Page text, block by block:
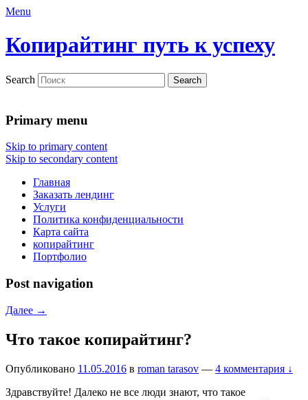
Menu
Копирайтинг путь к успеху
Search
Primary menu
Skip to primary content
Skip to secondary content
Главная
Заказать лендинг
Услуги
Политика конфиденциальности
Карта сайта
копирайтинг
Портфолио
Post navigation
Далее →
Что такое копирайтинг?
Опубликовано 11.05.2016 в roman tarasov — 4 комментария ↓
Здравствуйте! Далеко не все люди знают, что такое